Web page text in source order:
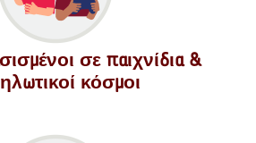
σε παιχνίδια &
κόσμοι